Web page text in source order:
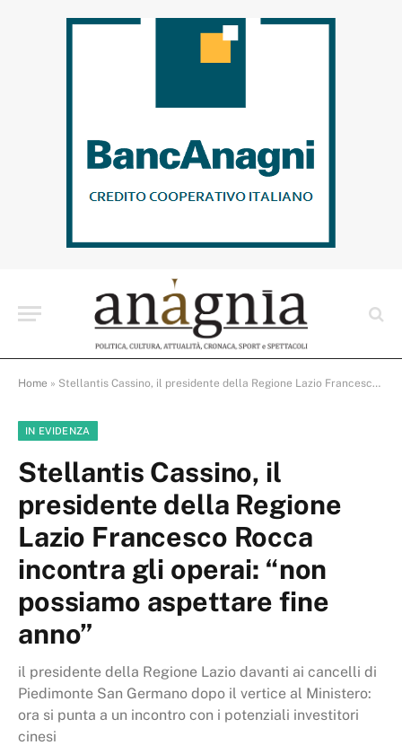
Home » Stellantis Cassino, il presidente della Regione Lazio Francesco Rocca incontra gli operai: “non possiamo aspettare fine anno”
IN EVIDENZA
Stellantis Cassino, il
presidente della Regione
Lazio Francesco Rocca
incontra gli operai: “non
possiamo aspettare fine
anno”
il presidente della Regione Lazio davanti ai cancelli di
Piedimonte San Germano dopo il vertice al Ministero:
ora si punta a un incontro con i potenziali investitori
cinesi